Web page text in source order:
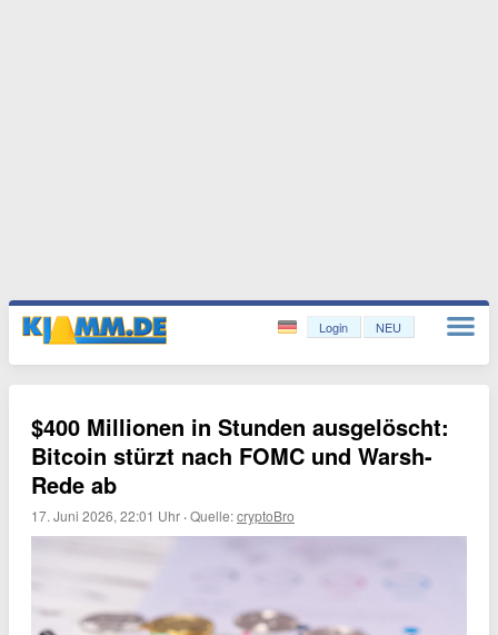
Login NEU
$400 Millionen in Stunden ausgelöscht:
Bitcoin stürzt nach FOMC und Warsh-
Rede ab
17. Juni 2026, 22:01 Uhr ·Quelle:cryptoBro